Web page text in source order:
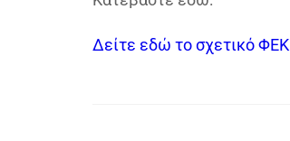
Δείτε εδώ το σχετικό ΦΕΚ